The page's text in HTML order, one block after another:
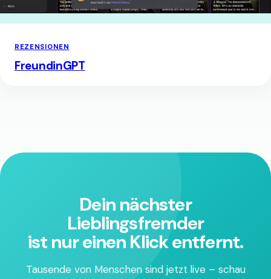
REZENSIONEN
FreundinGPT
Dein nächster
Lieblingsfremder
ist nur einen Klick entfernt.
Tausende von Menschen sind jetzt live – schau